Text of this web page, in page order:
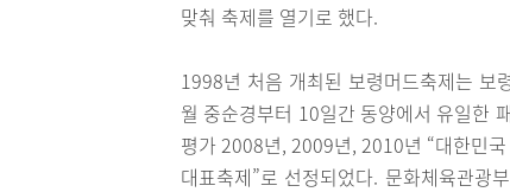
맞춰 축제를 열기로 했다.
1998년 처음 개최된 보령머드축제는 보
월 중순경부터 10일간 동양에서 유일한
평가 2008년, 2009년, 2010년 “대한민
대표축제”로 선정되었다. 문화체육관